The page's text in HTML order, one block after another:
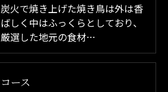
炭火で焼き上げた焼き鳥は外は香
ばしく中はふっくらとしており、
厳選した地元の食材…
コース